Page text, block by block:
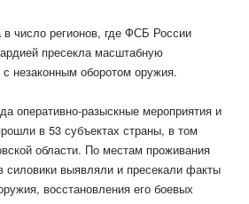
число регионов, где ФСБ России
пресекла масштабную
незаконным оборотом оружия.
оперативно-разыскные мероприятия и
в 53 субъектах страны, в том
области. По местам проживания
силовики выявляли и пресекали факты
восстановления его боевых